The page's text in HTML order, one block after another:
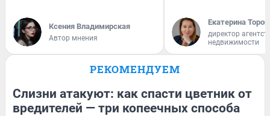
Ксения Владимирская
Автор мнения
Екатерина
директор
недвижимости
РЕКОМЕНДУЕМ
Слизни атакуют: как спасти цветник от
вредителей — три копеечных способа